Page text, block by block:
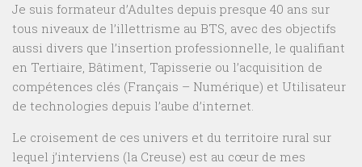
Je suis formateur d’Adultes depuis presque 40 ans sur
tous niveaux de l’illettrisme au BTS, avec des objectifs
aussi divers que l’insertion professionnelle, le qualifiant
en Tertiaire, Bâtiment, Tapisserie ou l’acquisition de
compétences clés (Français – Numérique) et Utilisateur
de technologies depuis l’aube d’internet.
Le croisement de ces univers et du territoire rural sur
lequel j’interviens (la Creuse) est au cœur de mes